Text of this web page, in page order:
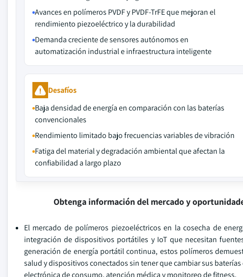
Avances en polímeros PVDF y PVDF-TrFE que mejoran el
rendimiento piezoeléctrico y la durabilidad
Demanda creciente de sensores autónomos en
automatización industrial e infraestructura inteligente
Desafíos
Baja densidad de energía en comparación con las baterías
convencionales
Rendimiento limitado bajo frecuencias variables de vibración
Fatiga del material y degradación ambiental que afectan la
confiabilidad a largo plazo
Obtenga información del mercado y
El mercado de polímeros piezoeléctricos en la cosecha de
integración de dispositivos portátiles y IoT que necesitan
generación de energía portátil continua, estos polímeros
salud y dispositivos conectados sin tener que cambiar sus
electrónica de consumo, atención médica y monitoreo de fitness.